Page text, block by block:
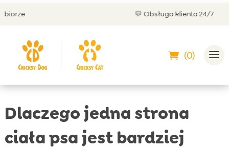
💬 Obsługa klienta 24/7
(0)
Dlaczego jedna strona
ciała psa jest bardziej